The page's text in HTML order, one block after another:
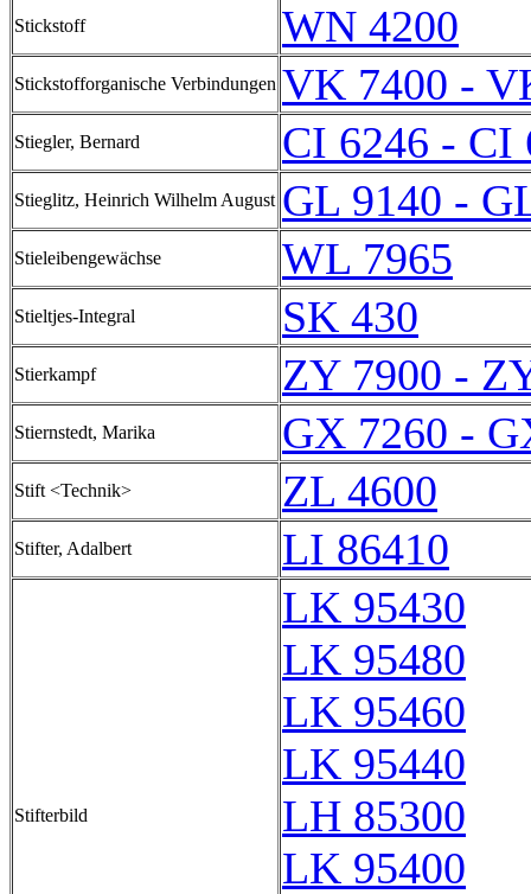
Stickstoff WN 4200
Stickstofforganische Verbindungen VK 7400 -
Stiegler, Bernard CI 6246 - CI
Stieglitz, Heinrich Wilhelm August GL 9140 -
Stieleibengewächse WL 7965
Stieltjes-Integral SK 430
Stierkampf ZY 7900 -
Stiernstedt, Marika GX 7260 -
Stift <Technik> ZL 4600
Stifter, Adalbert LI 86410
Stifterbild
LK 95430
LK 95480
LK 95460
LK 95440
LH 85300
LK 95400